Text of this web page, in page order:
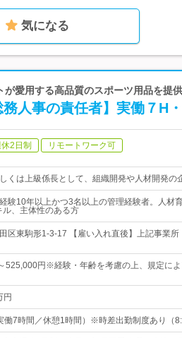
気になる
愛用する高品質のスポーツ用品を提供
人事の責任者】実働７H
2日制 リモートワーク可
くは上級係長として、組織開発や人材開発の
験10年以上かつ3名以上の管理経験者。人材
ル、主体性のある方
区東駒形1-3-17 【雇い入れ直後】上記事業
525,000円※経験・年齢を考慮の上、規定に
円
働7時間／休憩1時間）※時差出勤制度あり（